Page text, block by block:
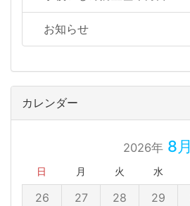
お知らせ
カレンダー
2026年8月
日 月 火 水
26 27 28 29